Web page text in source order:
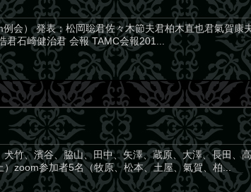
会） 発表：松岡聡君佐々木節夫君柏木直也君氣賀康
石崎健治君 会報 TAMC会報201...
竹、濱谷、脇山、田中、矢澤、蔵原、大澤、長田、
zoom参加者5名（牧原、松本、土屋、氣賀、柏...